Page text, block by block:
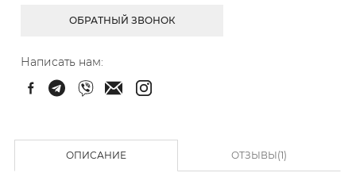
ОБРАТНЫЙ ЗВОНОК
Написать нам:
ОПИСАНИЕ ОТЗЫВЫ(1)